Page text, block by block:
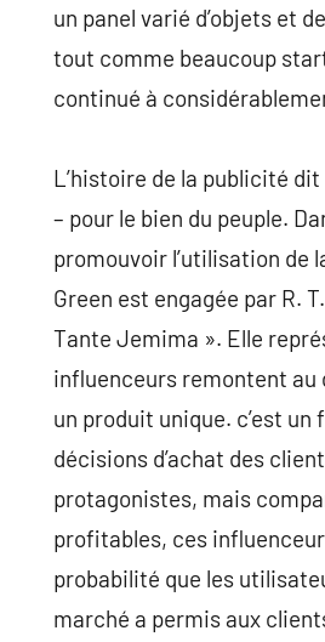
un panel varié d’objets et
tout comme beaucoup
continué à
L’histoire de la publicité dit
– pour le bien du peuple.
promouvoir l’utilisation de
Green est engagée par R.
Tante Jemima ». Elle
influenceurs remontent au
un produit unique. c’est
décisions d’achat des
protagonistes, mais
profitables, ces
probabilité que les
marché a permis aux